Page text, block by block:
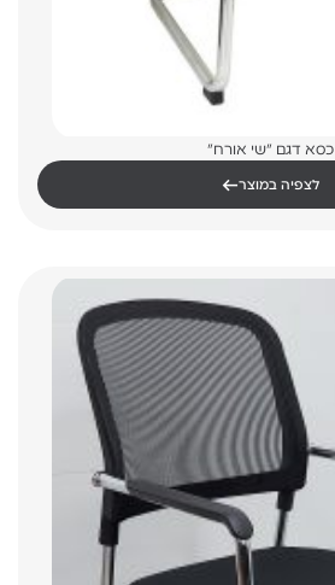
כסא דגם "שי אורח"
←לצפיה במוצר